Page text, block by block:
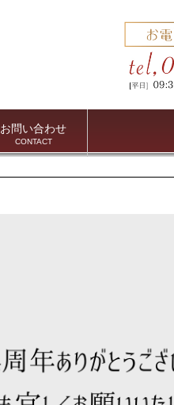
お問い合わせ
CONTACT